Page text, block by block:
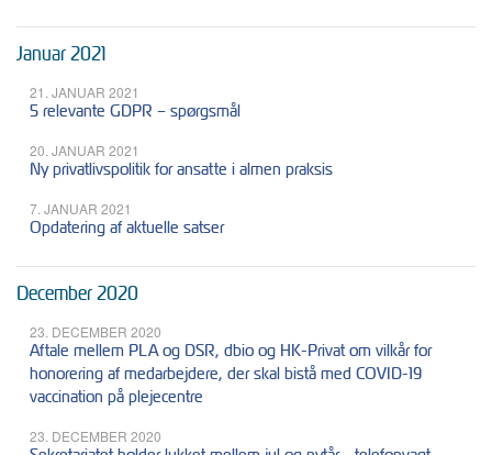
Januar 2021
21. JANUAR 2021
5 relevante GDPR – spørgsmål
20. JANUAR 2021
Ny privatlivspolitik for ansatte i almen praksis
7. JANUAR 2021
Opdatering af aktuelle satser
December 2020
23. DECEMBER 2020
Aftale mellem PLA og DSR, dbio og HK-Privat om vilkår for
honorering af medarbejdere, der skal bistå med COVID-19
vaccination på plejecentre
23. DECEMBER 2020